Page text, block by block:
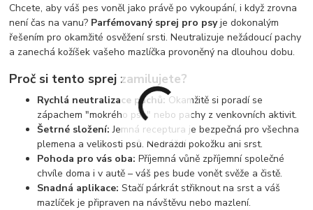
Chcete, aby váš pes voněl jako právě po vykoupání, i když zrovna
není čas na vanu? Parfémovaný sprej pro psyje dokonalým
řešením pro okamžité osvěžení srsti. Neutralizuje nežádoucí pachy
a zanechá kožíšek vašeho mazlíčka provoněný na dlouhou dobu.
Proč si tento sprej zamilujete?
Rychlá neutralizace pachů: Okamžitě si poradí se
zápachem "mokrého psa" nebo pachy z venkovních aktivit.
Šetrné složení: Jemná receptura je bezpečná pro všechna
plemena a velikosti psů. Nedráždí pokožku ani srst.
Pohoda pro vás oba: Příjemná vůně zpříjemní společné
chvíle doma i v autě – váš pes bude vonět svěže a čistě.
Snadná aplikace: Stačí párkrát střiknout na srst a váš
mazlíček je připraven na návštěvu nebo mazlení.